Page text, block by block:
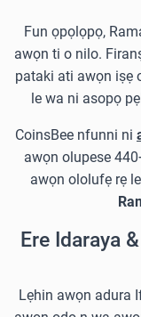
Fun ọpọlọpọ,
awọn ti o nilo.
pataki ati awọn iṣẹ
le wa ni asopọ
CoinsBee nfunni ni
awọn olupese
awọn ololufẹ rẹ
Ere Idaraya
Lẹhin awọn adura